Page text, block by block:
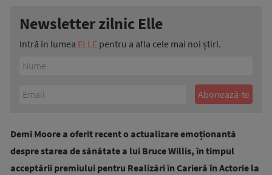
Newsletter zilnic Elle
Intră în lumea ELLE pentru a afla cele mai noi știri.
Demi Moore a oferit recent o actualizare emoționantă
despre starea de sănătate a lui Bruce Willis, în timpul
acceptării premiului pentru Realizări în Carieră în Actorie la